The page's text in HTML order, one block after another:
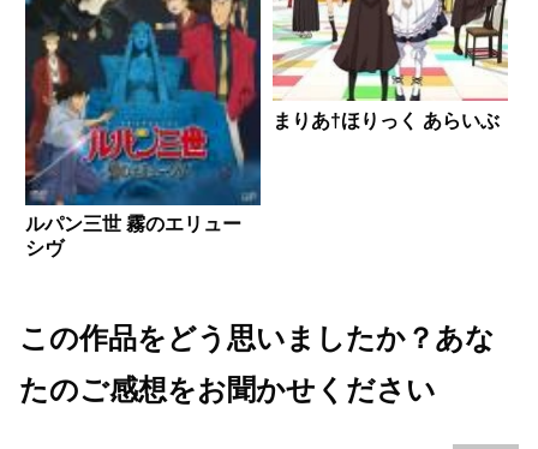
ルパン三世 霧のエリュー
シヴ
まりあ†ほりっく あらいぶ
この作品をどう思いましたか？あな
たのご感想をお聞かせください